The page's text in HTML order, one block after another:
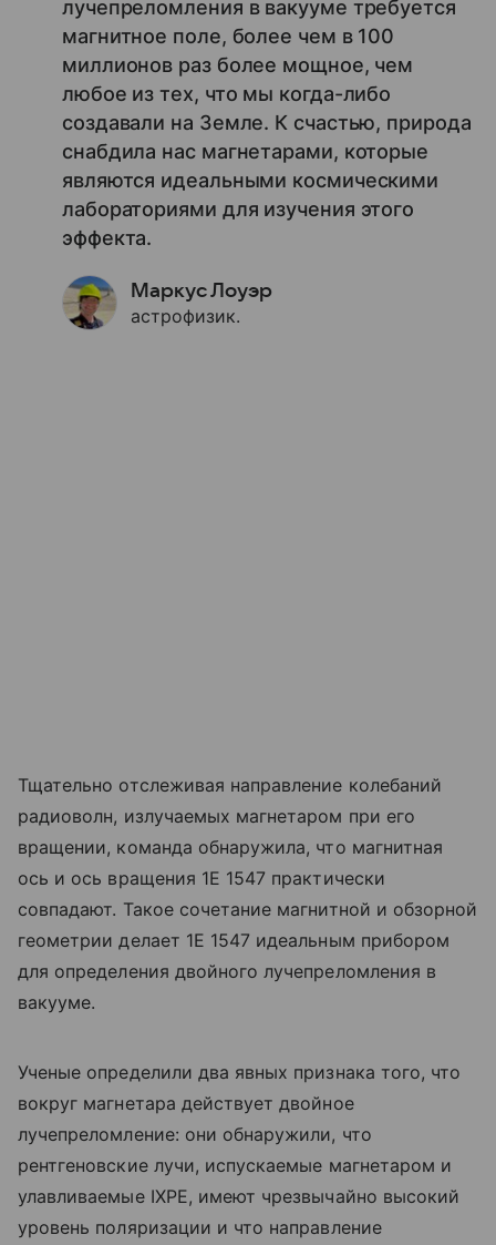
лучепреломления в вакууме требуется
магнитное поле, более чем в 100
миллионов раз более мощное, чем
любое из тех, что мы когда-либо
создавали на Земле. К счастью, природа
снабдила нас магнетарами, которые
являются идеальными космическими
лабораториями для изучения этого
эффекта.
Маркус Лоуэр
астрофизик.
Тщательно отслеживая направление колебаний
радиоволн, излучаемых магнетаром при его
вращении, команда обнаружила, что магнитная
ось и ось вращения 1E 1547 практически
совпадают. Такое сочетание магнитной и обзорной
геометрии делает 1E 1547 идеальным прибором
для определения двойного лучепреломления в
вакууме.
Ученые определили два явных признака того, что
вокруг магнетара действует двойное
лучепреломление: они обнаружили, что
рентгеновские лучи, испускаемые магнетаром и
улавливаемые IXPE, имеют чрезвычайно высокий
уровень поляризации и что направление